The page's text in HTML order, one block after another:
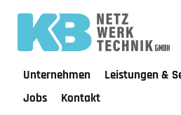
Unternehmen Leistungen &
Jobs
Kontakt